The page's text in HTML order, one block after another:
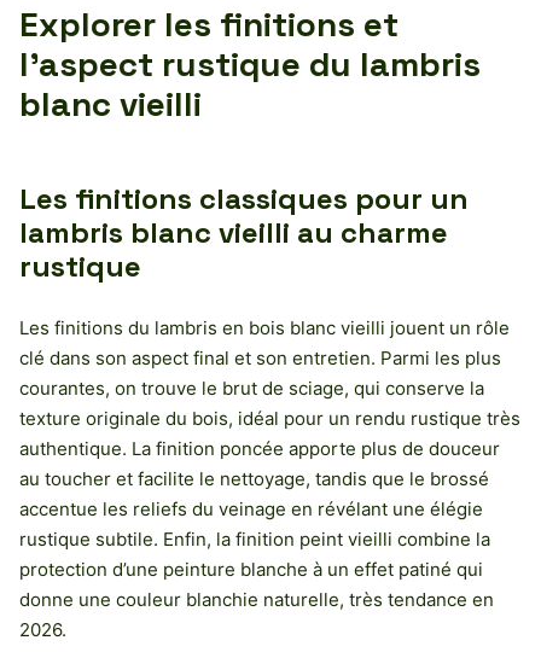
Explorer les finitions et
l’aspect rustique du lambris
blanc vieilli
Les finitions classiques pour un
lambris blanc vieilli au charme
rustique
Les finitions du lambris en bois blanc vieilli jouent un rôle
clé dans son aspect final et son entretien. Parmi les plus
courantes, on trouve le brut de sciage, qui conserve la
texture originale du bois, idéal pour un rendu rustique très
authentique. La finition poncée apporte plus de douceur
au toucher et facilite le nettoyage, tandis que le brossé
accentue les reliefs du veinage en révélant une élégie
rustique subtile. Enfin, la finition peint vieilli combine la
protection d’une peinture blanche à un effet patiné qui
donne une couleur blanchie naturelle, très tendance en
2026.